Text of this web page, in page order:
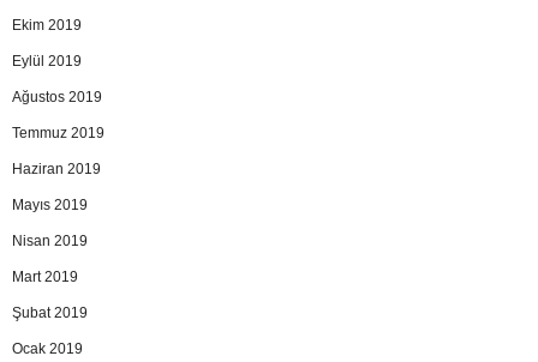
Ekim 2019
Eylül 2019
Ağustos 2019
Temmuz 2019
Haziran 2019
Mayıs 2019
Nisan 2019
Mart 2019
Şubat 2019
Ocak 2019